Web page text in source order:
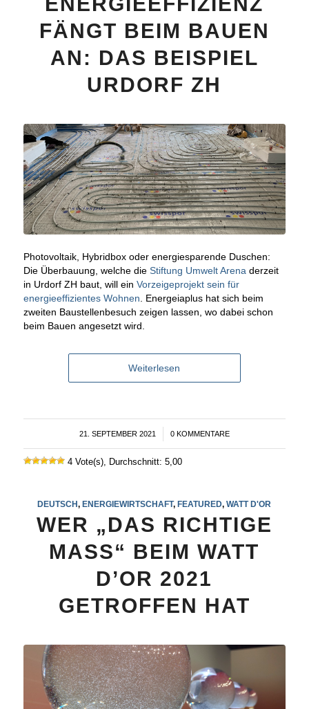
FÄNGT BEIM BAUEN
AN: DAS BEISPIEL
URDORF ZH
Photovoltaik, Hybridbox oder energiesparende Duschen:
Die Überbauung, welche die Stiftung Umwelt Arena derzeit
in Urdorf ZH baut, will ein Vorzeigeprojekt sein für
energieeffizientes Wohnen . Energeiaplus hat sich beim
zweiten Baustellenbesuch zeigen lassen, wo dabei schon
beim Bauen angesetzt wird.
Weiterlesen
21. SEPTEMBER 2021
/ 0 KOMMENTARE
4 Vote(s), Durchschnitt: 5,00
DEUTSCH,ENERGIEWIRTSCHAFT,FEATURED,WATT D'OR
WER „DAS RICHTIGE
MASS“ BEIM WATT
D’OR 2021
GETROFFEN HAT